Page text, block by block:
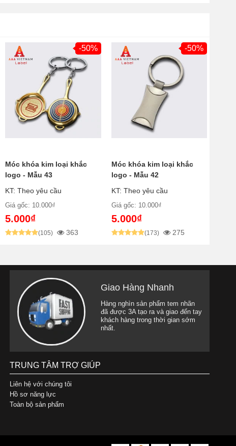
-50%
Móc khóa kim loại khắc
logo - Mẫu 43
KT: Theo yêu cầu
Giá gốc: 10.000₫
5.000₫
(105) 363
-50%
Móc khóa kim loại khắc
logo - Mẫu 42
KT: Theo yêu cầu
Giá gốc: 10.000₫
5.000₫
(173) 275
Giao Hàng Nhanh
Hàng nghìn sản phẩm tem nhãn
đã được 3A tạo ra và giao đến tay
khách hàng trong thời gian sớm
nhất.
TRUNG TÂM TRỢ GIÚP
Liên hệ với chúng tôi
Hồ sơ năng lực
Toàn bộ sản phẩm